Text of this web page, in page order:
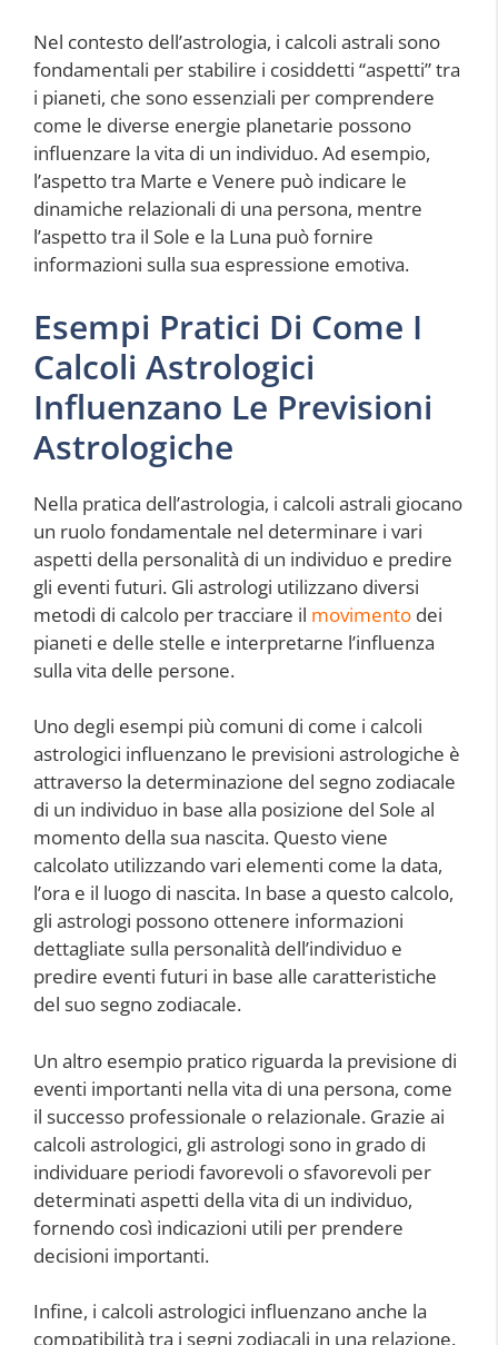
Nel contesto dell’astrologia, i calcoli astrali sono
fondamentali per stabilire i cosiddetti “aspetti” tra
i pianeti, che sono essenziali per comprendere
come le diverse energie planetarie possono
influenzare la vita di un individuo. Ad esempio,
l’aspetto tra Marte e Venere può indicare le
dinamiche relazionali di una persona, mentre
l’aspetto tra il Sole e la Luna può fornire
informazioni sulla sua espressione emotiva.
Esempi Pratici Di Come I
Calcoli Astrologici
Influenzano Le Previsioni
Astrologiche
Nella pratica dell’astrologia, i calcoli astrali giocano
un ruolo fondamentale nel determinare i vari
aspetti della personalità di un individuo e predire
gli eventi futuri. Gli astrologi utilizzano diversi
metodi di calcolo per tracciare il movimento dei
pianeti e delle stelle e interpretarne l’influenza
sulla vita delle persone.
Uno degli esempi più comuni di come i calcoli
astrologici influenzano le previsioni astrologiche è
attraverso la determinazione del segno zodiacale
di un individuo in base alla posizione del Sole al
momento della sua nascita. Questo viene
calcolato utilizzando vari elementi come la data,
l’ora e il luogo di nascita. In base a questo calcolo,
gli astrologi possono ottenere informazioni
dettagliate sulla personalità dell’individuo e
predire eventi futuri in base alle caratteristiche
del suo segno zodiacale.
Un altro esempio pratico riguarda la previsione di
eventi importanti nella vita di una persona, come
il successo professionale o relazionale. Grazie ai
calcoli astrologici, gli astrologi sono in grado di
individuare periodi favorevoli o sfavorevoli per
determinati aspetti della vita di un individuo,
fornendo così indicazioni utili per prendere
decisioni importanti.
Infine, i calcoli astrologici influenzano anche la
compatibilità tra i segni zodiacali in una relazione.